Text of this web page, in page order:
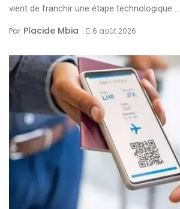
vient de franchir une étape technologique ...
Par Placide Mbia 6 août 2026